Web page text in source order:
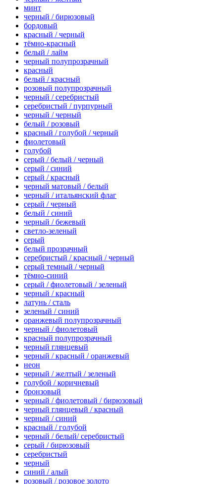
минт
черный / бирюзовый
бордовый
красный / черный
тёмно-красный
белый / лайм
черный полупрозрачный
красный
белый / красный
розовый полупрозрачный
черный / серебристый
серебристый / пурпурный
черный / черный
белый / розовый
красный / голубой / черный
фиолетовый
голубой
серый / белый / черный
серый / синий
серый / красный
черный матовый / белый
черный / итальянский флаг
серый / черный
белый / синий
черный / бежевый
светло-зеленый
серый
белый прозрачный
серебристый / красный / черный
серый темный / черный
тёмно-синий
серый / фиолетовый / зеленый
черный / красный
латунь / сталь
зеленый / синий
оранжевый полупрозрачный
черный / фиолетовый
красный полупрозрачный
черный глянцевый
черный / красный / оранжевый
неон
черный / желтый / зеленый
голубой / коричневый
бронзовый
черный / фиолетовый / бирюзовый
черный глянцевый / красный
черный / синий
красный / голубой
черный / белый/ серебристый
серый / бирюзовый
серебристый
черный
синий / алый
розовый / розовое золото